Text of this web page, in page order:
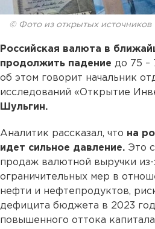
© Фото из открытых источников
Российская валюта в
продолжить падение до 75 –
об этом говорит начальник
исследований «Открытие
Шульгин.
Аналитик рассказал, что на
идет сильное давление. Это
продаж валютной выручки из-
ограничительных мер в
нефти и нефтепродуктов,
дефицита бюджета в 2023
повышенного оттока